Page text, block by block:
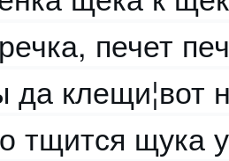
печет
клещи¦вот
тщится щука